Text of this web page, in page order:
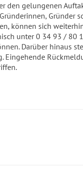
den gelungenen
Gründer
können sich
unter 0 34 93 / 80
Darüber hinaus
Eingehende